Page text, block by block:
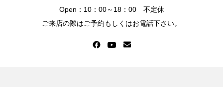
Open：10：00～18：00 不定休
ご来店の際はご予約もしくはお電話下さい。